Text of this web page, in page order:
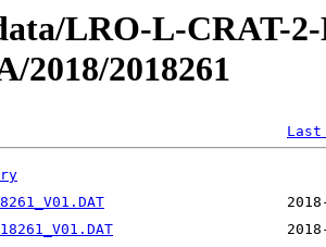
LRO-L-CRAT-
2018/2018261